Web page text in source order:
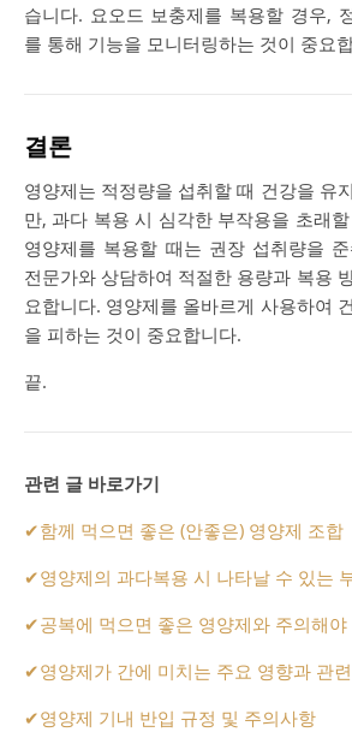
습니다. 요오드 보충제를 복용할 경우,
를 통해 기능을 모니터링하는 것이 중요
결론
영양제는 적정량을 섭취할 때 건강을 유
만, 과다 복용 시 심각한 부작용을 초래
영양제를 복용할 때는 권장 섭취량을
전문가와 상담하여 적절한 용량과 복용
요합니다. 영양제를 올바르게 사용하여
을 피하는 것이 중요합니다.
끝.
관련 글 바로가기
✔함께 먹으면 좋은 (안좋은) 영양제 조합
✔영양제의 과다복용 시 나타날 수 있는
✔공복에 먹으면 좋은 영양제와 주의해
✔영양제가 간에 미치는 주요 영향과 관
✔영양제 기내 반입 규정 및 주의사항